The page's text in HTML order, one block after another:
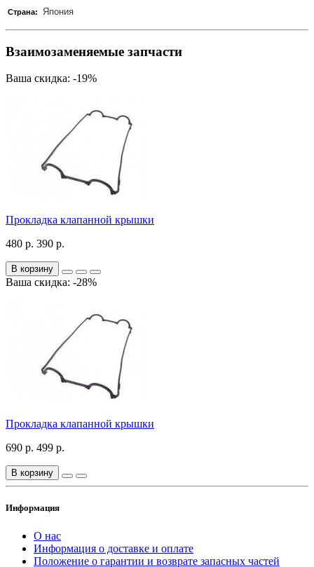
Страна: Япония
Взаимозаменяемые запчасти
Ваша скидка: -19%
Прокладка клапанной крышки
480 р. 390 р.
В корзину
Ваша скидка: -28%
Прокладка клапанной крышки
690 р. 499 р.
В корзину
Информация
О нас
Информация о доставке и оплате
Положение о гарантии и возврате запасных частей